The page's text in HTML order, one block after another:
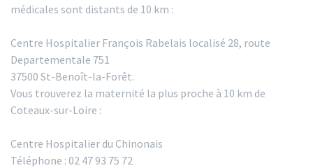
médicales sont distants de 10 km :
Centre Hospitalier François Rabelais localisé 28, route
Departementale 751
37500 St-Benoît-la-Forêt.
Vous trouverez la maternité la plus proche à 10 km de
Coteaux-sur-Loire :
Centre Hospitalier du Chinonais
Téléphone : 02 47 93 75 72